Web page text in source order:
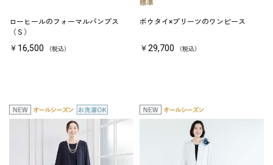
ローヒールのフォーマルパンプス
（Ｓ）
￥16,500 （税込）
ボウタイ×プリーツのワンピース
￥29,700 （税込）